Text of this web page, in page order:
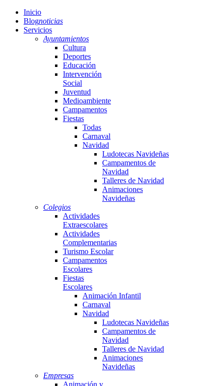
Inicio
Blognoticias
Servicios
Ayuntamientos
Cultura
Deportes
Educación
Intervención
Social
Juventud
Medioambiente
Campamentos
Fiestas
Todas
Carnaval
Navidad
Ludotecas Navideñas
Campamentos de
Navidad
Talleres de Navidad
Animaciones
Navideñas
Colegios
Actividades
Extraescolares
Actividades
Complementarias
Turismo Escolar
Campamentos
Escolares
Fiestas
Escolares
Animación Infantil
Carnaval
Navidad
Ludotecas Navideñas
Campamentos de
Navidad
Talleres de Navidad
Animaciones
Navideñas
Empresas
Animación y